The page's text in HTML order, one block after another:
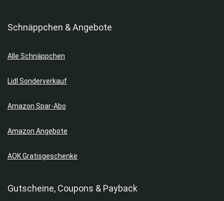
Schnäppchen & Angebote
Alle Schnäppchen
Lidl Sonderverkauf
Amazon Spar-Abo
Amazon Angebote
AOK Gratisgeschenke
Gutscheine, Coupons & Payback